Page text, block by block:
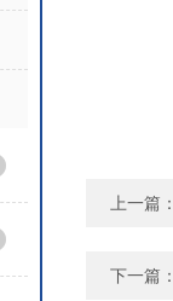
上一篇
下一篇